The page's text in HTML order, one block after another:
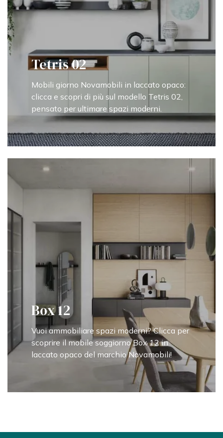
Tetris 02
Mobili giorno Novamobili in laccato opaco:
clicca e scopri di più sul modello Tetris 02,
pensato per ultimare spazi moderni.
Box 12
Vuoi ammobiliare spazi moderni? Clicca per
scoprire il mobile soggiorno Box 12 in
laccato opaco del marchio Novamobili!